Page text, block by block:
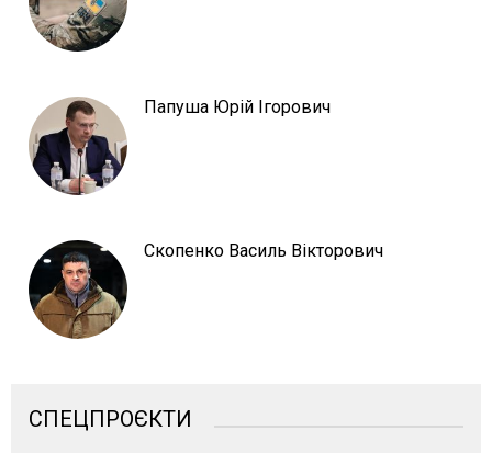
Папуша Юрій Ігорович
Скопенко Василь Вікторович
СПЕЦПРОЄКТИ